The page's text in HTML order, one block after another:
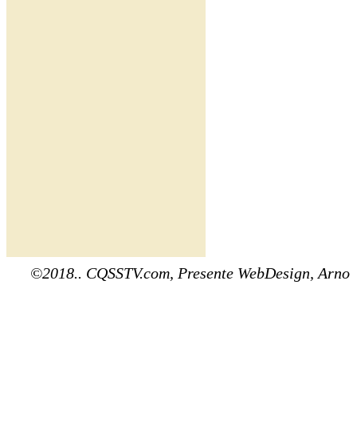
©2018.. CQSSTV.com, Presente WebDesign, Arno